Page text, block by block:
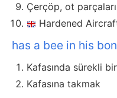
Çerçöp, ot
Hardened
has a bee in his
Kafasında sürekli
Kafasına takmak